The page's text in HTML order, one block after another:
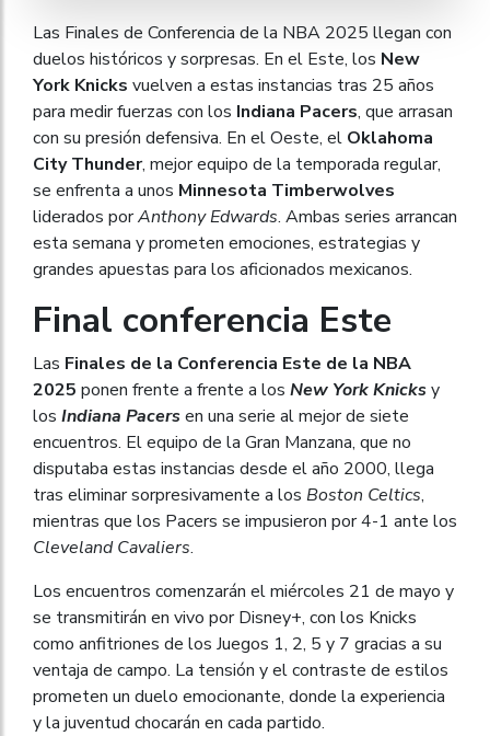
Las Finales de Conferencia de la NBA 2025 llegan con
duelos históricos y sorpresas. En el Este, los New
York Knicks vuelven a estas instancias tras 25 años
para medir fuerzas con los Indiana Pacers, que arrasan
con su presión defensiva. En el Oeste, el Oklahoma
City Thunder, mejor equipo de la temporada regular,
se enfrenta a unos Minnesota Timberwolves
liderados porAnthony Edwards. Ambas series arrancan
esta semana y prometen emociones, estrategias y
grandes apuestas para los aficionados mexicanos.
Final conferencia Este
Las Finales de la Conferencia Este de la NBA
2025 ponen frente a frente a los New York Knicksy
los Indiana Pacersen una serie al mejor de siete
encuentros. El equipo de la Gran Manzana, que no
disputaba estas instancias desde el año 2000, llega
tras eliminar sorpresivamente a los Boston Celtics,
mientras que los Pacers se impusieron por 4-1 ante los
Cleveland Cavaliers.
Los encuentros comenzarán el miércoles 21 de mayo y
se transmitirán en vivo por Disney+, con los Knicks
como anfitriones de los Juegos 1, 2, 5 y 7 gracias a su
ventaja de campo. La tensión y el contraste de estilos
prometen un duelo emocionante, donde la experiencia
y la juventud chocarán en cada partido.